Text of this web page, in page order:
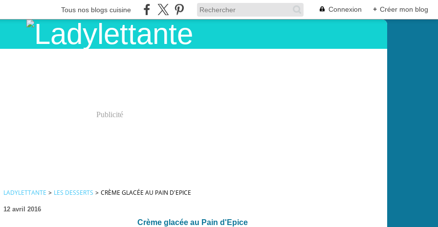
Tous nos blogs cuisine Connexion + Créer mon blog
Publicité
LADYLETTANTE > LES DESSERTS > CRÈME GLACÉE AU PAIN D'EPICE
12 avril 2016
Crème glacée au Pain d'Epice